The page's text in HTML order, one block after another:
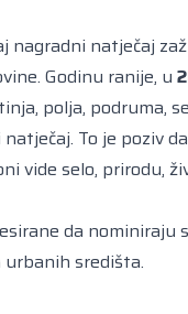
nagradni natječaj
Godinu ranije, u
polja, podruma,
To je poziv
vide selo, prirodu,
da
urbanih središta.